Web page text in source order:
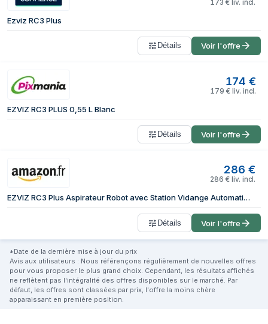
173 € liv. incl.
Ezviz RC3 Plus
Détails Voir l'offre
174 €
179 € liv. incl.
EZVIZ RC3 PLUS 0,55 L Blanc
Détails Voir l'offre
286 €
286 € liv. incl.
EZVIZ RC3 Plus Aspirateur Robot avec Station Vidange Automatique, Mince Silencieux, 3 Modes d'Aspirations, 90 Jours Mains Libres, Idéal pour Les Poils d'animaux Tapis Sols Dur
Détails Voir l'offre
*Date de la dernière mise à jour du prix
Avis aux utilisateurs : Nous référençons régulièrement de nouvelles offres
pour vous proposer le plus grand choix. Cependant, les résultats affichés
ne reflètent pas l'intégralité des offres disponibles sur le marché. Par
défaut, les offres sont classées par prix, l'offre la moins chère
apparaissant en première position.